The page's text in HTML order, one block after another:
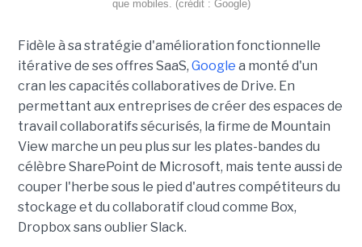
que mobiles. (crédit : Google)
Fidèle à sa stratégie d'amélioration fonctionnelle
itérative de ses offres SaaS, Google a monté d'un
cran les capacités collaboratives de Drive. En
permettant aux entreprises de créer des espaces de
travail collaboratifs sécurisés, la firme de Mountain
View marche un peu plus sur les plates-bandes du
célèbre SharePoint de Microsoft, mais tente aussi de
couper l'herbe sous le pied d'autres compétiteurs du
stockage et du collaboratif cloud comme Box,
Dropbox sans oublier Slack.